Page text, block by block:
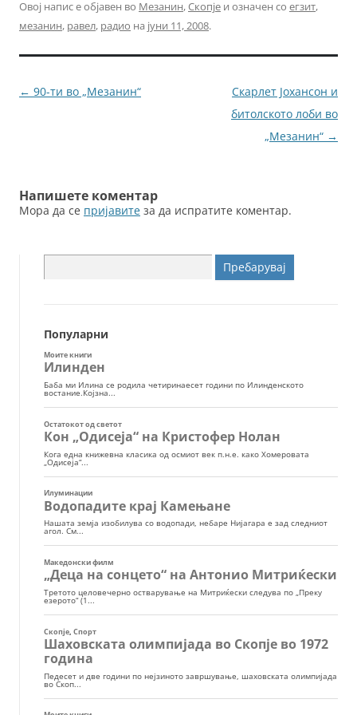
c
e
b
o
itt
er
ai
l
ss
e
n
Овој напис е објавен во Мезанин,Скопје и означен со егзит,
мезанин, равел, радио на јуни 11, 2008.
Навигација
← 90-ти во „Мезанин“
Скарлет Јохансон и
битолското лоби во
„Мезанин“ →
Напишете коментар
Мора да се пријавите за да испратите коментар.
за:
Популарни